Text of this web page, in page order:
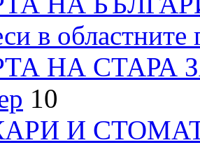
в областните
НА СТАРА
10
И